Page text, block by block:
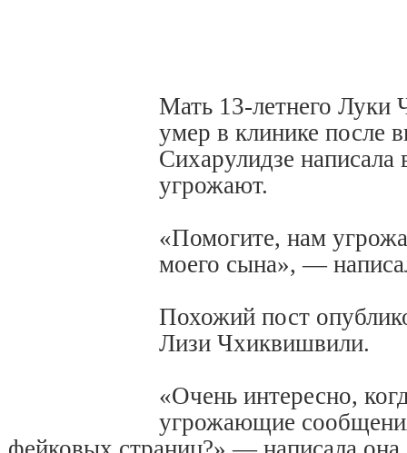
Мать 13-летнего Луки
умер в клинике после
Сихарулидзе написала
угрожают.
«Помогите, нам
моего сына», —
Похожий пост
Лизи Чхиквишвили.
«Очень интересно,
угрожающие